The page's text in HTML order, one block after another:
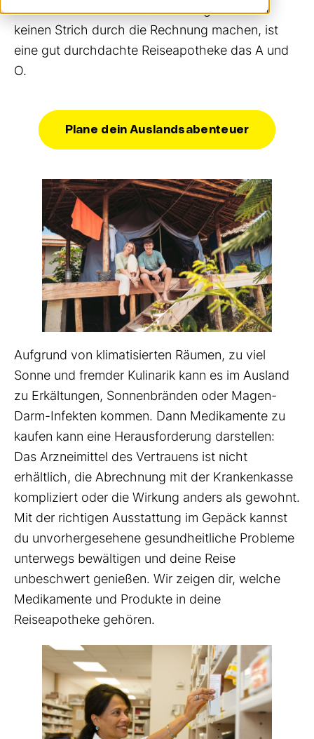
selbst Krankheiten und Verletzungen vor Ort
keinen Strich durch die Rechnung machen, ist
eine gut durchdachte Reiseapotheke das A und
O.
Plane dein Auslandsabenteuer
Aufgrund von klimatisierten Räumen, zu viel
Sonne und fremder Kulinarik kann es im Ausland
zu Erkältungen, Sonnenbränden oder Magen-
Darm-Infekten kommen. Dann Medikamente zu
kaufen kann eine Herausforderung darstellen:
Das Arzneimittel des Vertrauens ist nicht
erhältlich, die Abrechnung mit der Krankenkasse
kompliziert oder die Wirkung anders als gewohnt.
Mit der richtigen Ausstattung im Gepäck kannst
du unvorhergesehene gesundheitliche Probleme
unterwegs bewältigen und deine Reise
unbeschwert genießen. Wir zeigen dir, welche
Medikamente und Produkte in deine
Reiseapotheke gehören.